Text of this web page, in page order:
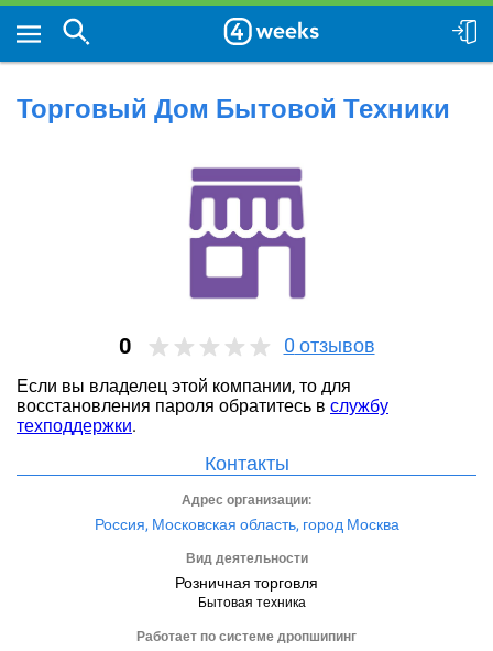
Торговый Дом Бытовой Техники
0 0 отзывов
Если вы владелец этой компании, то для
восстановления пароля обратитесь в службу
техподдержки.
Контакты
Адрес организации:
Россия, Московская область, город Москва
Вид деятельности
Розничная торговля
Бытовая техника
Работает по системе дропшипинг